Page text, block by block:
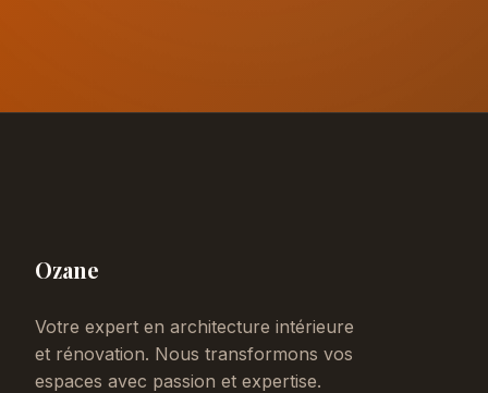
Ozane
Votre expert en architecture intérieure
et rénovation. Nous transformons vos
espaces avec passion et expertise.